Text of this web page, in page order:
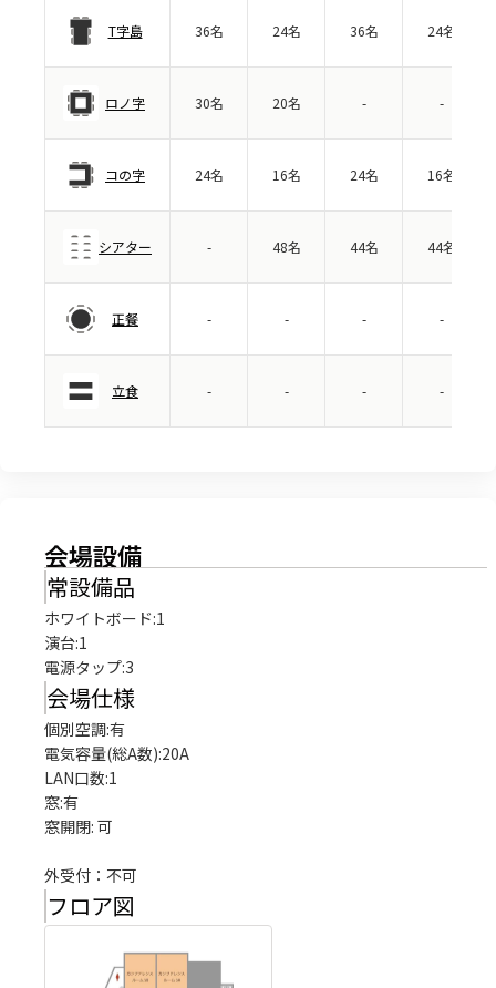
T字島 36名 24名 36名 24名
ロノ字 30名 20名 - -
コの字 24名 16名 24名 16名
シアター - 48名 44名 44名
正餐 - - - -
立食 - - - -
会場設備
常設備品
ホワイトボード:1
演台:1
電源タップ:3
会場仕様
個別空調:有
電気容量(総A数):20A
LAN口数:1
窓:有
窓開閉: 可
外受付：不可
フロア図